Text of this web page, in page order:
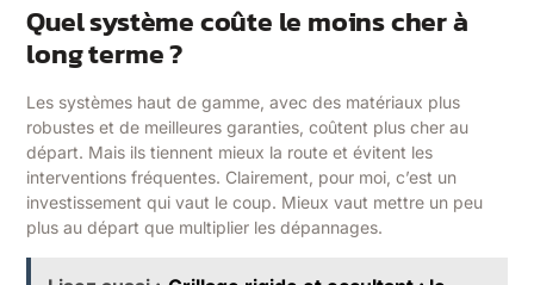
Quel système coûte le moins cher à
long terme ?
Les systèmes haut de gamme, avec des matériaux plus
robustes et de meilleures garanties, coûtent plus cher au
départ. Mais ils tiennent mieux la route et évitent les
interventions fréquentes. Clairement, pour moi, c’est un
investissement qui vaut le coup. Mieux vaut mettre un peu
plus au départ que multiplier les dépannages.